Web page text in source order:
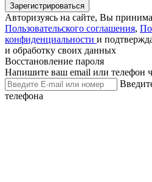
Зарегистрироваться
Авторизуясь на сайте, Вы
Пользовательского соглашения,
конфиденциальности и
и обработку своих данных
Восстановление пароля
Напишите ваш email или телефон
телефона